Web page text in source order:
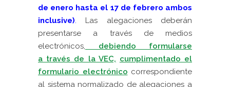
de enero hasta el 17 de febrero ambos
inclusive)
Las alegaciones deberán
presentarse a través de medios
electrónicos,
debiendo formularse
a través de la VEC, cumplimentado el
formulario electrónico correspondiente
al sistema normalizado de alegaciones a